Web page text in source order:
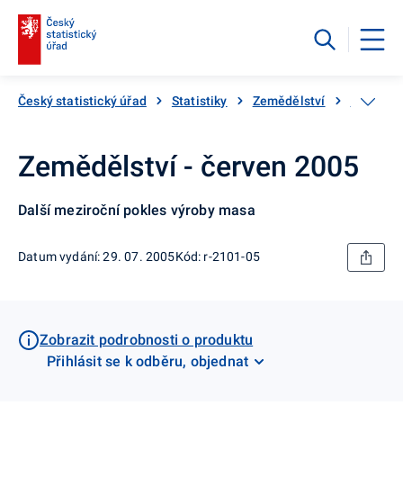
Český statistický úřad Statistiky Zemědělství Katalog
Zemědělství - červen 2005
Další meziroční pokles výroby masa
Datum vydání: 29. 07. 2005Kód: r-2101-05
Zobrazit podrobnosti o produktu
Přihlásit se k odběru, objednat